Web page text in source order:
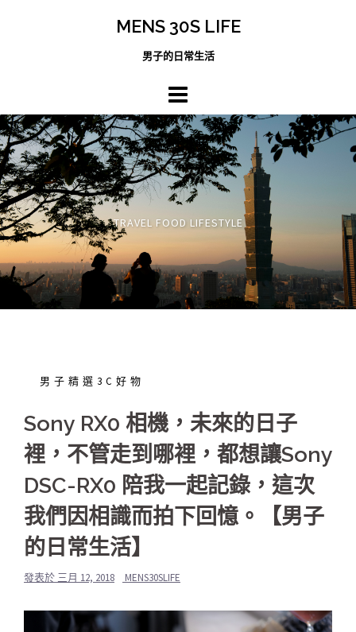
MENS 30S LIFE
男子的日常生活
TRAVEL FOOD LIFESTYLE
男子精選3C好物
Sony RX0 相機，未來的日子
裡，不管走到哪裡，都想讓Sony
DSC-RX0 陪我一起記錄，這次
我們因相識而拍下回憶。【男子
的日常生活】
發表於 三月 12, 2018 MENS30SLIFE